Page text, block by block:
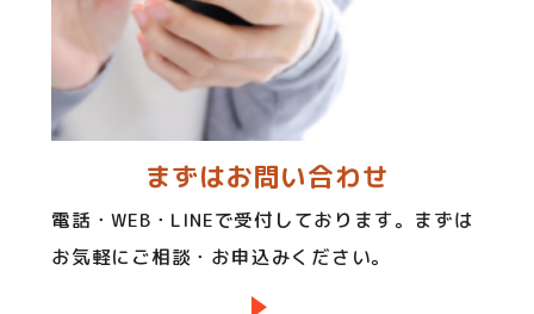
まずはお問い合わせ
電話・WEB・LINEで受付しております。まずは
お気軽にご相談・お申込みください。